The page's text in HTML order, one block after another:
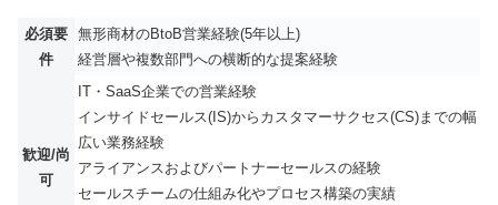
必須要
件
無形商材のBtoB営業経験(5年以上)
経営層や複数部門への横断的な提案経験
歓迎/尚
可
IT・SaaS企業での営業経験
インサイドセールス(IS)からカスタマーサクセス(CS)までの幅
広い業務経験
アライアンスおよびパートナーセールスの経験
セールスチームの仕組み化やプロセス構築の実績